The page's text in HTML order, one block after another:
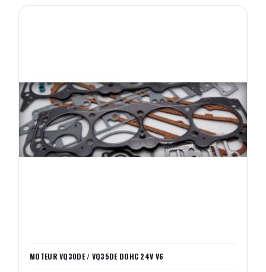
MOTEUR VQ30DE / VQ35DE DOHC 24V V6